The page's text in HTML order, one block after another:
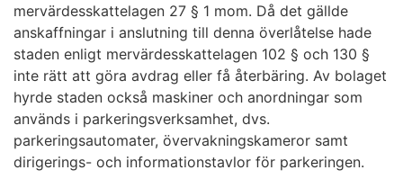
mervärdesskattelagen 27 § 1 mom. Då det gällde
anskaffningar i anslutning till denna överlåtelse hade
staden enligt mervärdesskattelagen 102 § och 130 §
inte rätt att göra avdrag eller få återbäring. Av bolaget
hyrde staden också maskiner och anordningar som
används i parkeringsverksamhet, dvs.
parkeringsautomater, övervakningskameror samt
dirigerings- och informationstavlor för parkeringen.